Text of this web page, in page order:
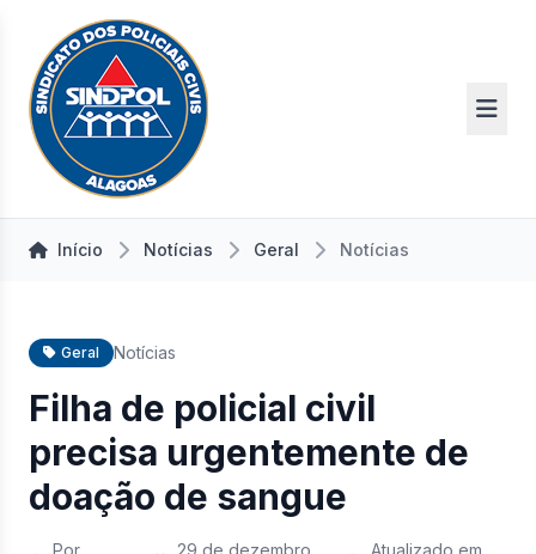
Início Notícias Geral Notícias
Geral Notícias
Filha de policial civil
precisa urgentemente de
doação de sangue
Por
29 de dezembro
Atualizado em